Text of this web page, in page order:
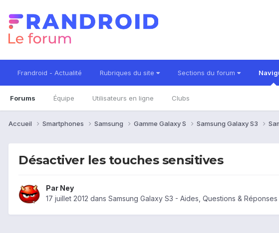
Frandroid - Actualité Rubriques du site Sections du forum
Forums Équipe Utilisateurs en ligne Clubs
Accueil Smartphones Samsung Gamme Galaxy S Samsung Galaxy S3
Désactiver les touches sensitives
Par Ney
17 juillet 2012 dans Samsung Galaxy S3 - Aides, Questions & Réponses